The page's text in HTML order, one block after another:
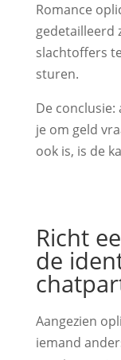
Romance
gedetailleerd
slachtoffers
sturen.
De
je om geld
ook is, is de
Richt
de
Aangezien
iemand